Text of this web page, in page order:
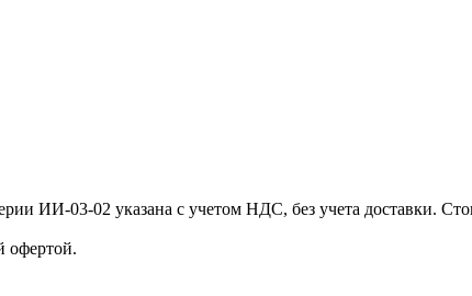
ИИ-03-02 указана с учетом НДС, без учета доставки.
офертой.